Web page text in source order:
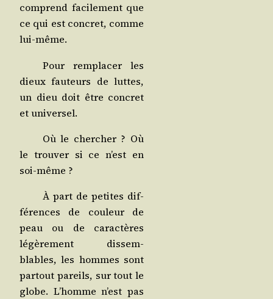
com­prend faci­le­ment que
ce qui est concret, comme
lui-même.
Pour rem­pla­cer les
dieux fau­teurs de luttes,
un dieu doit être concret
et universel.
Où le cher­cher ? Où
le trou­ver si ce n’est en
soi-même ?
À part de petites dif­
fé­rences de cou­leur de
peau ou de carac­tères
légè­re­ment dis­sem­
blables, les hommes sont
par­tout pareils, sur tout le
globe. L’homme n’est pas